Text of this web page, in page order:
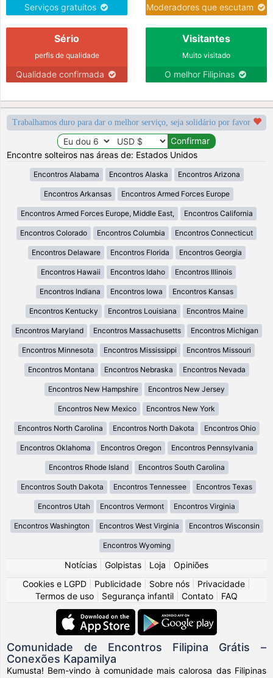
Serviços gratuitos Moderadores que escutam
Sério
perfis de qualidade
Qualidade confirmada
Visitantes
Muito visitado
O melhor Filipinas
Trabalhamos duro para dar o melhor serviço, seja solidário por favor
Encontre solteiros nas áreas de: Estados Unidos
Encontros Alabama Encontros Alaska Encontros Arizona
Encontros Arkansas Encontros Armed Forces Europe
Encontros Armed Forces Europe, Middle East, Encontros California
Encontros Colorado Encontros Columbia Encontros Connecticut
Encontros Delaware Encontros Florida Encontros Georgia
Encontros Hawaii Encontros Idaho Encontros Illinois
Encontros Indiana Encontros Iowa Encontros Kansas
Encontros Kentucky Encontros Louisiana Encontros Maine
Encontros Maryland Encontros Massachusetts Encontros Michigan
Encontros Minnesota Encontros Mississippi Encontros Missouri
Encontros Montana Encontros Nebraska Encontros Nevada
Encontros New Hampshire Encontros New Jersey
Encontros New Mexico Encontros New York
Encontros North Carolina Encontros North Dakota Encontros Ohio
Encontros Oklahoma Encontros Oregon Encontros Pennsylvania
Encontros Rhode Island Encontros South Carolina
Encontros South Dakota Encontros Tennessee Encontros Texas
Encontros Utah Encontros Vermont Encontros Virginia
Encontros Washington Encontros West Virginia Encontros Wisconsin
Encontros Wyoming
Notícias Golpistas Loja
Opiniões
Cookies e LGPD
Publicidade Sobre nós Privacidade
Termos de uso
Segurança infantil Contato FAQ
Comunidade de Encontros Filipina Grátis –
Conexões Kapamilya
Kumusta! Bem-vindo à comunidade mais calorosa das Filipinas